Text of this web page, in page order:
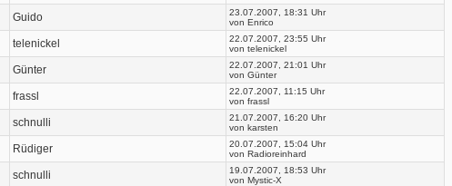
Guido
23.07.2007, 18:31 Uhr
von Enrico
telenickel
22.07.2007, 23:55 Uhr
von telenickel
Günter
22.07.2007, 21:01 Uhr
von Günter
frassl
22.07.2007, 11:15 Uhr
von frassl
schnulli
21.07.2007, 16:20 Uhr
von karsten
Rüdiger
20.07.2007, 15:04 Uhr
von Radioreinhard
schnulli
19.07.2007, 18:53 Uhr
von Mystic-X